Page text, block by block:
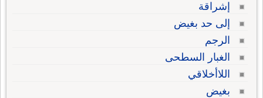
إشراقة
إلى حد بغيض
الرجم
الغبار السطحى
اللاأخلاقي
بغيض